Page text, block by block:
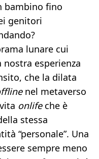
bambino fino
genitori
lunare cui
nostra esperienza
che la dilata
nel metaverso
onlifeche è
stessa
“personale”. Una
sempre meno